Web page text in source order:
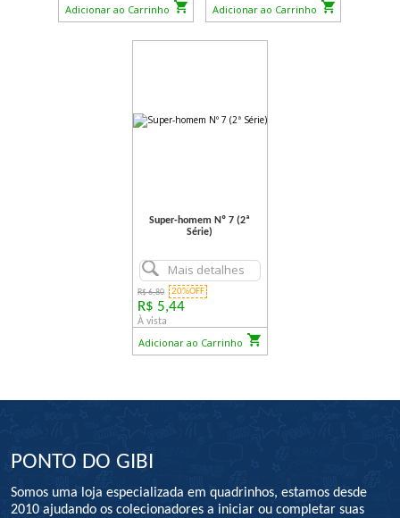
Adicionar ao Carrinho Adicionar ao Carrinho
Super-homem Nº 7 (2ª
Série)
Mais detalhes
R$ 6,80 20%OFF
R$ 5,44
À vista
Adicionar ao Carrinho
PONTO DO GIBI
Somos uma loja especializada em quadrinhos, estamos desde
2010 ajudando os colecionadores a iniciar ou completar suas